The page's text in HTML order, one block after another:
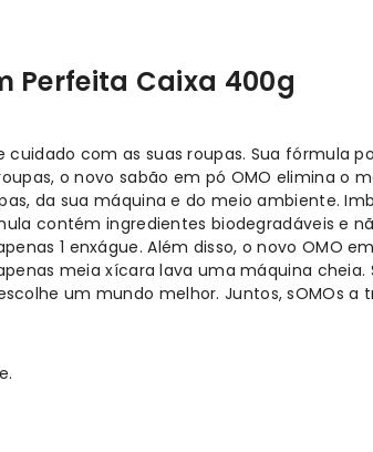
Perfeita Caixa 400g
cuidado com as suas roupas. Sua fórmula
o novo sabão em pó OMO elimina o
da sua máquina e do meio ambiente.
contém ingredientes biodegradáveis e
1 enxágue. Além disso, o novo OMO
meia xícara lava uma máquina
um mundo melhor. Juntos, sOMOs